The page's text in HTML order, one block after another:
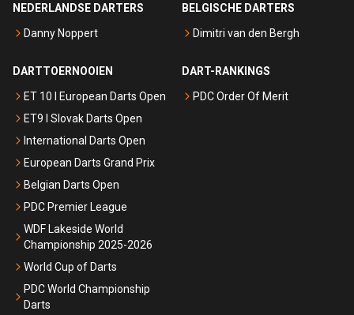
NEDERLANDSE DARTERS
Danny Noppert
BELGISCHE DARTERS
Dimitri van den Bergh
DARTTOERNOOIEN
ET 10 I European Darts Open
ET9 I Slovak Darts Open
International Darts Open
European Darts Grand Prix
Belgian Darts Open
PDC Premier League
WDF Lakeside World
Championship 2025-2026
World Cup of Darts
PDC World Championship
Darts
DART-RANKINGS
PDC Order Of Merit